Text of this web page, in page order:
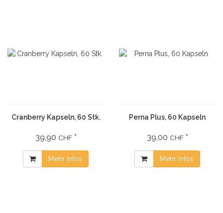
Cranberry Kapseln, 60 Stk.
39,90 CHF*
Mehr Infos
Perna Plus, 60 Kapseln
39,00 CHF*
Mehr Infos